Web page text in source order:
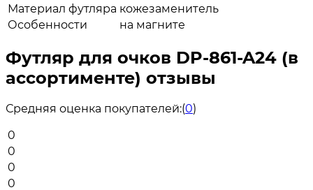
Материал футляра кожезаменитель
Особенности
на магните
Футляр для очков DP-861-A24 (в
ассортименте) отзывы
Средняя оценка покупателей:(0)
0
0
0
0